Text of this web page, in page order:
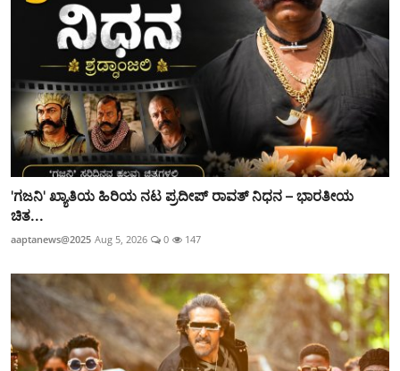
'ಗಜನಿ' ಖ್ಯಾತಿಯ ಹಿರಿಯ ನಟ ಪ್ರದೀಪ್ ರಾವತ್ ನಿಧನ – ಭಾರತೀಯ
ಚಿತ...
aaptanews@2025 Aug 5, 2026 0 147